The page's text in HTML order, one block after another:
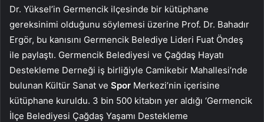
Dr. Yüksel’in Germencik ilçesinde bir kütüphane
gereksinimi olduğunu söylemesi üzerine Prof. Dr. Bahadır
Ergör, bu kanısını Germencik Belediye Lideri Fuat Öndeş
ile paylaştı. Germencik Belediyesi ve Çağdaş Hayatı
Destekleme Derneği iş birliğiyle Camikebir Mahallesi’nde
bulunan Kültür Sanat ve Spor Merkezi’nin içerisine
kütüphane kuruldu. 3 bin 500 kitabın yer aldığı ‘Germencik
İlçe Belediyesi Çağdaş Yaşamı Destekleme